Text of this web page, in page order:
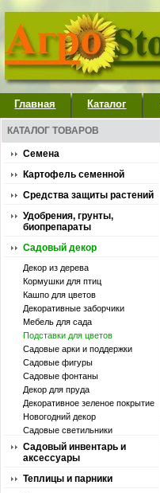
Главная Каталог
КАТАЛОГ ТОВАРОВ
Семена
Картофель семенной
Средства защиты растений
Удобрения, грунты,
биопрепараты
Садовый декор
Декор из дерева
Кормушки для птиц
Кашпо для цветов
Декоративные заборчики
Мебель для сада
Подставки для цветов
Садовые арки и поддержки
Садовые фигуры
Садовые фонтаны
Декор для пруда
Декоративное зеленое покрытие
Новогодний декор
Садовые светильники
Садовый инвентарь и
аксессуары
Теплицы и парники